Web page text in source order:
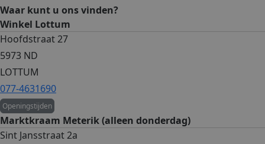
Waar kunt u ons vinden?
Winkel Lottum
Hoofdstraat 27
5973 ND
LOTTUM
077-4631690
Openingstijden
Marktkraam Meterik (alleen donderdag)
Sint Jansstraat 2a